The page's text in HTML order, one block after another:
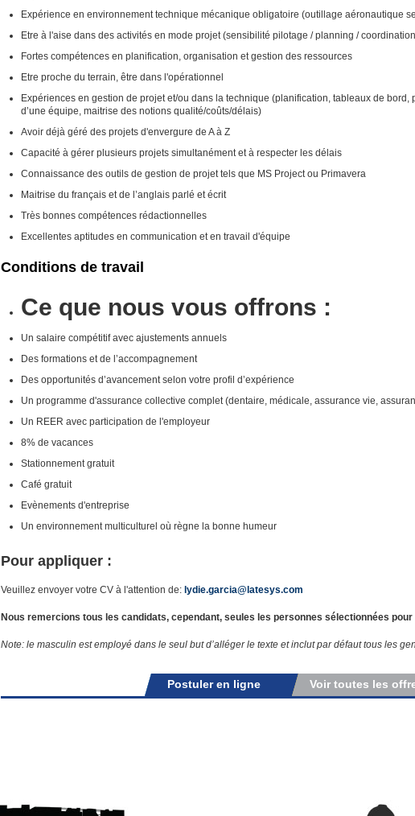
Expérience en environnement technique mécanique obligatoire (outillage aéronautique
Etre à l'aise dans des activités en mode projet (sensibilité pilotage / planning /
Fortes compétences en planification, organisation et gestion des ressources
Etre proche du terrain, être dans l'opérationnel
Expériences en gestion de projet et/ou dans la technique (planification, tableaux de bord,
d’une équipe, maitrise des notions qualité/coûts/délais)
Avoir déjà géré des projets d'envergure de A à Z
Capacité à gérer plusieurs projets simultanément et à respecter les délais
Connaissance des outils de gestion de projet tels que MS Project ou Primavera
Maitrise du français et de l’anglais parlé et écrit
Très bonnes compétences rédactionnelles
Excellentes aptitudes en communication et en travail d'équipe
Conditions de travail
Ce que nous vous offrons :
Un salaire compétitif avec ajustements annuels
Des formations et de l’accompagnement
Des opportunités d’avancement selon votre profil d’expérience
Un programme d'assurance collective complet (dentaire, médicale, assurance vie,
Un REER avec participation de l'employeur
8% de vacances
Stationnement gratuit
Café gratuit
Evènements d'entreprise
Un environnement multiculturel où règne la bonne humeur
Pour appliquer :
Veuillez envoyer votre CV à l'attention de: lydie.garcia@latesys.com
Nous remercions tous les candidats, cependant, seules les personnes sélectionnées
Note: le masculin est employé dans le seul but d’alléger le texte et inclut par défaut tous les
Voir toutes les
Postuler en ligne